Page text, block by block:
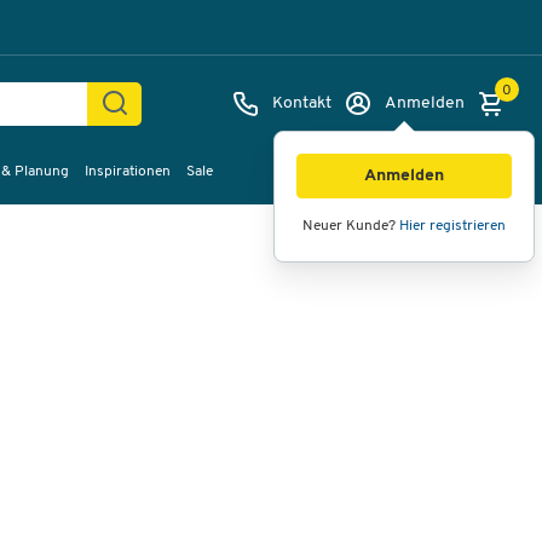
Kontakt Anmelden
Anmelden
Neuer Kunde? Hier registrieren
0
Planung Inspirationen Sale
Bilder Videos 360°-Ansicht